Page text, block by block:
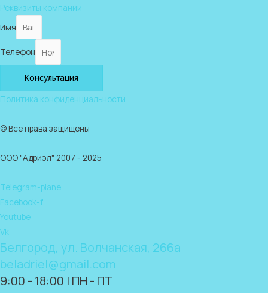
Реквизиты компании
Имя
Телефон
Консультация
Политика конфиденциальности
© Все права защищены
ООО "Адриэл" 2007 - 2025
Telegram-plane
Facebook-f
Youtube
Vk
Белгород, ул. Волчанская, 266а
beladriel@gmail.com
9:00 - 18:00 | ПН - ПТ